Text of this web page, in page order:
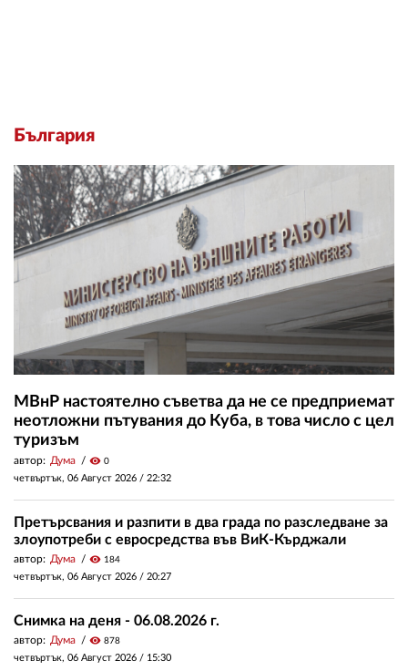
България
МВнР настоятелно съветва да не се предприемат
неотложни пътувания до Куба, в това число с цел
туризъм
автор: Дума visibility 0
четвъртък, 06 Август 2026 / 22:32
Претърсвания и разпити в два града по разследване за
злоупотреби с евросредства във ВиК-Кърджали
автор: Дума visibility 184
четвъртък, 06 Август 2026 / 20:27
Снимка на деня - 06.08.2026 г.
автор: Дума visibility 878
четвъртък, 06 Август 2026 / 15:30